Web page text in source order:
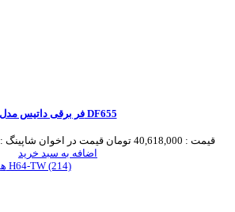
فر برقی داتیس مدل DF655
قیمت : 40,618,000 تومان قیمت در اخوان شاپینگ :
اضافه به سبد خرید